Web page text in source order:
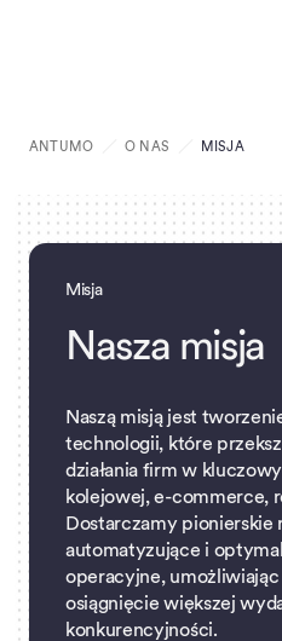
ANTUMO O NAS MISJA
Misja
Nasza misja
Naszą misją jest
technologii, które
działania firm w
kolejowej, e-commerce,
Dostarczamy pionierskie
automatyzujące i
operacyjne,
osiągnięcie większej
konkurencyjności.